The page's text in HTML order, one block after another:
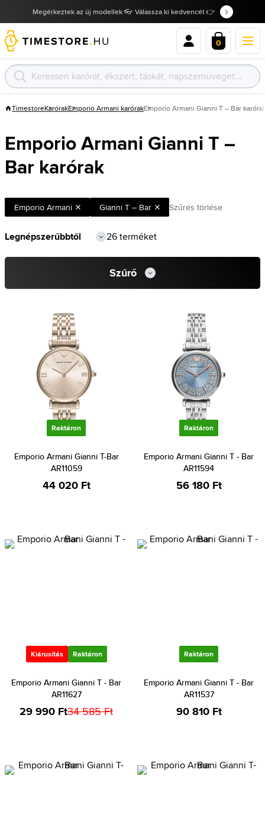
Megérkeztek az új modellek 👓 Válassza ki kedvencét 👉
0
TimestoreKarórakEmporio Armani karórakEmporio Armani Gianni T – Bar
Emporio Armani Gianni T –
Bar karórak
Emporio Armani Gianni T – Bar Szűrés törlése
26 terméket
Szűrő
Raktáron
Emporio Armani Gianni T-Bar
AR11059
44 020 Ft
Raktáron
Emporio Armani Gianni T - Bar
AR11594
56 180 Ft
Kiárusítás Raktáron
Emporio Armani Gianni T - Bar
AR11627
29 990 Ft34 585 Ft
Raktáron
Emporio Armani Gianni T - Bar
AR11537
90 810 Ft